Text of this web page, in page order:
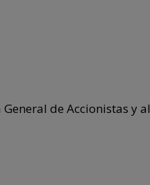
de Accionistas y al